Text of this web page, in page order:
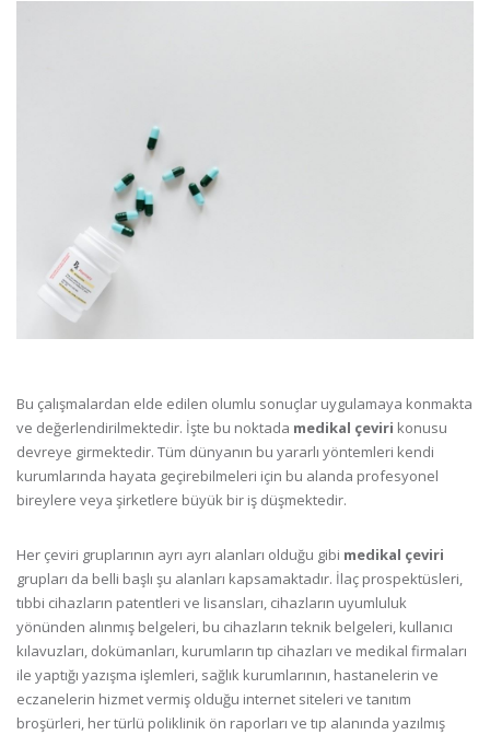
Bu çalışmalardan elde edilen olumlu sonuçlar uygulamaya konmakta
ve değerlendirilmektedir. İşte bu noktada medikal çeviri konusu
devreye girmektedir. Tüm dünyanın bu yararlı yöntemleri kendi
kurumlarında hayata geçirebilmeleri için bu alanda profesyonel
bireylere veya şirketlere büyük bir iş düşmektedir.
Her çeviri gruplarının ayrı ayrı alanları olduğu gibi medikal çeviri
grupları da belli başlı şu alanları kapsamaktadır. İlaç prospektüsleri,
tıbbi cihazların patentleri ve lisansları, cihazların uyumluluk
yönünden alınmış belgeleri, bu cihazların teknik belgeleri, kullanıcı
kılavuzları, dokümanları, kurumların tıp cihazları ve medikal firmaları
ile yaptığı yazışma işlemleri, sağlık kurumlarının, hastanelerin ve
eczanelerin hizmet vermiş olduğu internet siteleri ve tanıtım
broşürleri, her türlü poliklinik ön raporları ve tıp alanında yazılmış